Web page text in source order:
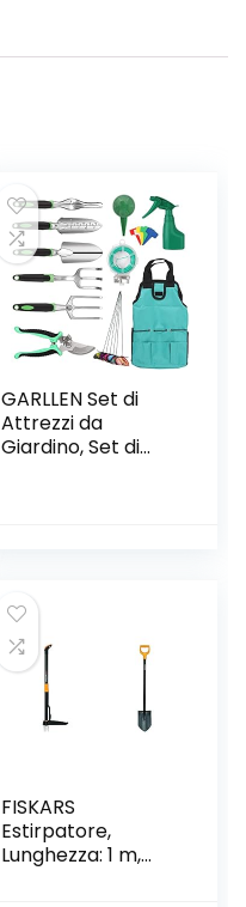
GARLLEN Set di
Attrezzi da
Giardino, Set di
Esterni, Adatto per
Donne/Uomini/Gia
rdinieri
FISKARS
Estirpatore,
Lunghezza: 1 m,